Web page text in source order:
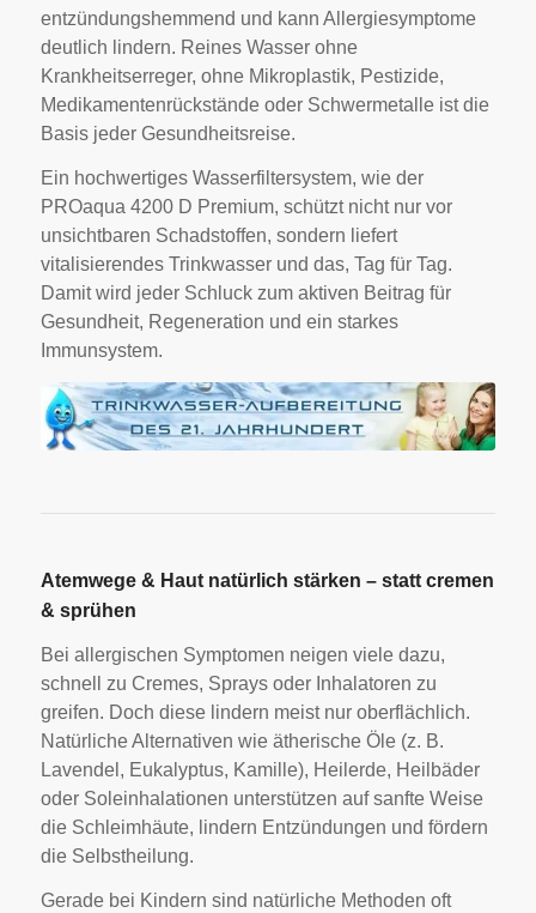
entzündungshemmend und kann Allergiesymptome
deutlich lindern. Reines Wasser ohne
Krankheitserreger, ohne Mikroplastik, Pestizide,
Medikamentenrückstände oder Schwermetalle ist die
Basis jeder Gesundheitsreise.
Ein hochwertiges Wasserfiltersystem, wie der
PROaqua 4200 D Premium, schützt nicht nur vor
unsichtbaren Schadstoffen, sondern liefert
vitalisierendes Trinkwasser und das, Tag für Tag.
Damit wird jeder Schluck zum aktiven Beitrag für
Gesundheit, Regeneration und ein starkes
Immunsystem.
Atemwege & Haut natürlich stärken – statt cremen
& sprühen
Bei allergischen Symptomen neigen viele dazu,
schnell zu Cremes, Sprays oder Inhalatoren zu
greifen. Doch diese lindern meist nur oberflächlich.
Natürliche Alternativen wie ätherische Öle (z. B.
Lavendel, Eukalyptus, Kamille), Heilerde, Heilbäder
oder Soleinhalationen unterstützen auf sanfte Weise
die Schleimhäute, lindern Entzündungen und fördern
die Selbstheilung.
Gerade bei Kindern sind natürliche Methoden oft